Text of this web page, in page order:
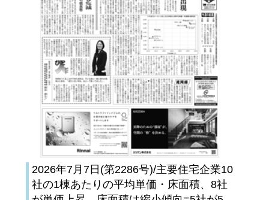
2026年7月7日(第2286号)/主要住宅企業10
社の1棟あたりの平均単価・床面積、8社